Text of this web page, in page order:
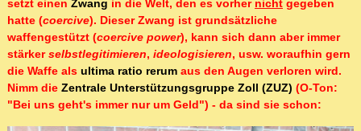
setzt einen Zwang in die Welt, den es vorher nicht gegeben
hatte (coercive). Dieser Zwang ist grundsätzliche
waffengestützt (coercive power), kann sich dann aber immer
stärkerselbstlegitimieren, ideologisieren, usw. woraufhin gern
die Waffe als ultima ratio rerum aus den Augen verloren wird.
Nimm die Zentrale Unterstützungsgruppe Zoll (ZUZ) (O-Ton:
"Bei uns geht's immer nur um Geld") - da sind sie schon: